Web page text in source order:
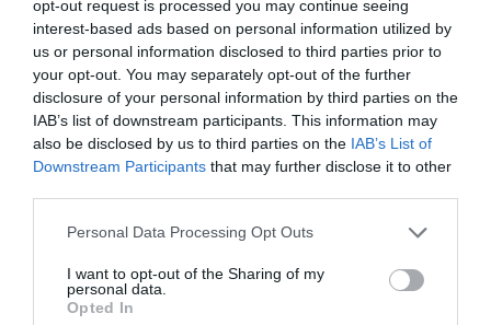
opt-out request is processed you may continue seeing
interest-based ads based on personal information utilized by
us or personal information disclosed to third parties prior to
your opt-out. You may separately opt-out of the further
disclosure of your personal information by third parties on the
IAB’s list of downstream participants. This information may
also be disclosed by us to third parties on the IAB’s List of
Downstream Participants that may further disclose it to other
Personal Data Processing Opt Outs
I want to opt-out of the Sharing of my
personal data.
Opted In
El Área de Dermocosmética del Grupo Farmasierra está
formado por 3 marcas: Analine, línea de cuidado facial y
corporal de calidad a precios asequibles; Trataderm,
línea de productos innovadores especialmente
dedicados a la prevención del envejecimiento cutáneo;
y el nuevo Trataderm for men.
de Google de forma gratuita
ACTIVAR AHORA